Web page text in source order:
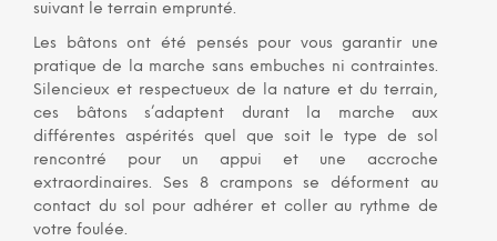
suivant le terrain emprunté.
Les bâtons ont été pensés pour vous garantir une
pratique de la marche sans embuches ni contraintes.
Silencieux et respectueux de la nature et du terrain,
ces bâtons s’adaptent durant la marche aux
différentes aspérités quel que soit le type de sol
rencontré pour un appui et une accroche
extraordinaires. Ses 8 crampons se déforment au
contact du sol pour adhérer et coller au rythme de
votre foulée.